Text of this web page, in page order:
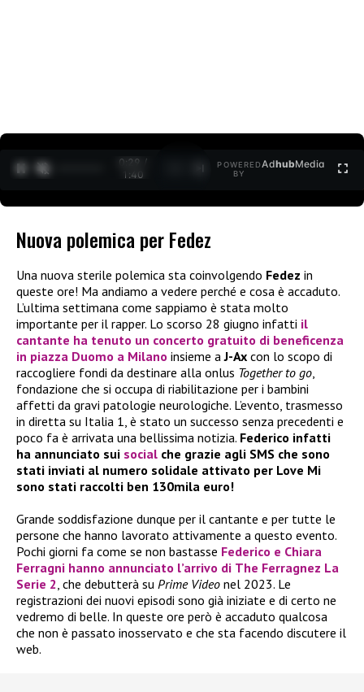
0:30 /
1:40
POWERED
BY
AdhubMedia
Nuova polemica per Fedez
Una nuova sterile polemica sta coinvolgendo Fedez in
queste ore! Ma andiamo a vedere perché e cosa è accaduto.
L’ultima settimana come sappiamo è stata molto
importante per il rapper. Lo scorso 28 giugno infatti il
cantante ha tenuto un concerto gratuito di beneficenza
in piazza Duomo a Milano insieme aJ-Ax con lo scopo di
raccogliere fondi da destinare alla onlus Together to go,
fondazione che si occupa di riabilitazione per i bambini
affetti da gravi patologie neurologiche. L’evento, trasmesso
in diretta su Italia 1, è stato un successo senza precedenti e
poco fa è arrivata una bellissima notizia. Federico infatti
ha annunciato sui social che grazie agli SMS che sono
stati inviati al numero solidale attivato per Love Mi
sono stati raccolti ben 130mila euro!
Grande soddisfazione dunque per il cantante e per tutte le
persone che hanno lavorato attivamente a questo evento.
Pochi giorni fa come se non bastasse Federico e Chiara
Ferragni hanno annunciato l’arrivo di The Ferragnez La
Serie 2, che debutterà su Prime Video nel 2023. Le
registrazioni dei nuovi episodi sono già iniziate e di certo ne
vedremo di belle. In queste ore però è accaduto qualcosa
che non è passato inosservato e che sta facendo discutere il
web.